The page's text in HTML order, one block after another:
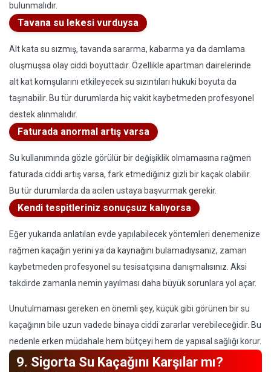
bulunmalıdır.
Tavana su lekesi vurduysa
Alt kata su sızmış, tavanda sararma, kabarma ya da damlama
oluşmuşsa olay ciddi boyuttadır. Özellikle apartman dairelerinde
alt kat komşularını etkileyecek su sızıntıları hukuki boyuta da
taşınabilir. Bu tür durumlarda hiç vakit kaybetmeden profesyonel
destek alınmalıdır.
Faturada anormal artış varsa
Su kullanımında gözle görülür bir değişiklik olmamasına rağmen
faturada ciddi artış varsa, fark etmediğiniz gizli bir kaçak olabilir.
Bu tür durumlarda da acilen ustaya başvurmak gerekir.
Kendi tespitleriniz sonuçsuz kalıyorsa
Eğer yukarıda anlatılan evde yapılabilecek yöntemleri denemenize
rağmen kaçağın yerini ya da kaynağını bulamadıysanız, zaman
kaybetmeden profesyonel su tesisatçısına danışmalısınız. Aksi
takdirde zamanla nemin yayılması daha büyük sorunlara yol açar.
Unutulmaması gereken en önemli şey, küçük gibi görünen bir su
kaçağının bile uzun vadede binaya ciddi zararlar verebileceğidir. Bu
nedenle erken müdahale hem bütçeyi hem de yapısal sağlığı korur.
9. Sigorta Su Kaçağını Karşılar mı?